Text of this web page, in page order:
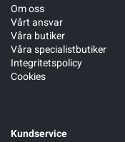
Om oss
Vårt ansvar
Våra butiker
Våra specialistbutiker
Integritetspolicy
Cookies
Kundservice